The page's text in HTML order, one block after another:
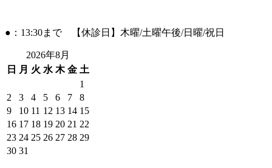
●：13:30まで 【休診日】木曜/土曜午後/日曜/祝日
2026年8月
日
月 火 水 木 金 土
1
2
3 4 5 6 7
8
9
10 11 12 13 14 15
16 17 18 19 20 21 22
23 24 25 26 27 28 29
30 31